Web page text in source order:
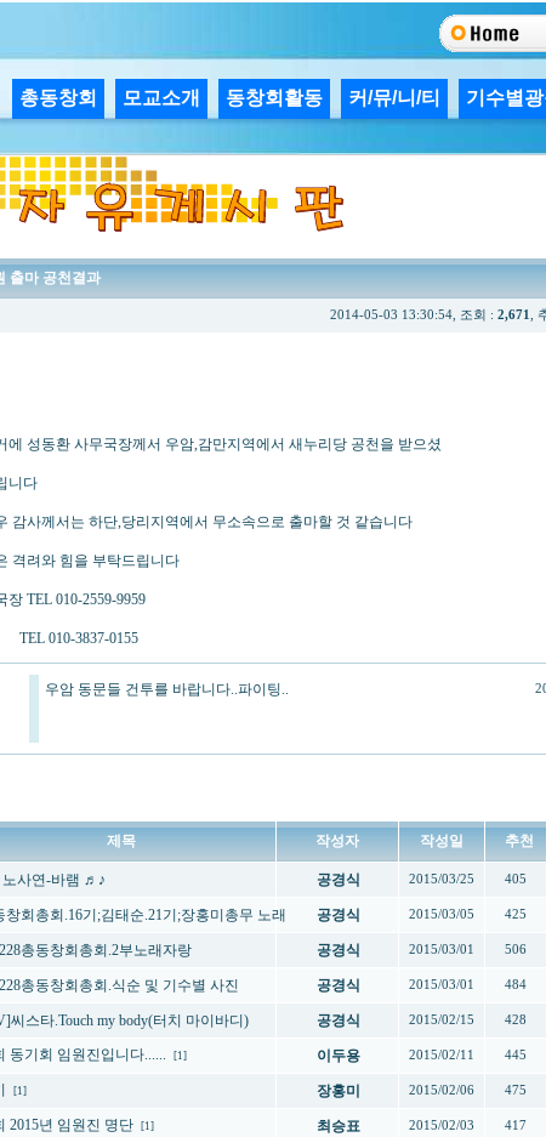
총동창회 모교소개 동창회활동 커/뮤/니/티 기수별
출마 공천결과
2014-05-03 13:30:54, 조회 : 2,671 ,
에 성동환 사무국장께서 우암,감만지역에서 새누리당 공천을 받으셨
니다
감사께서는 하단,당리지역에서 무소속으로 출마할 것 같습니다
격려와 힘을 부탁드립니다
TEL 010-2559-9959
010-3837-0155
우암 동문들 건투를 바랍니다..파이팅..
제목 작성자 작성일 추천
사연-바램 ♬♪ 공경식 2015/03/25 405
창회총회.16기;김태순.21기;장홍미총무 노래 공경식 2015/03/05 425
총동창회총회.2부노래자랑 공경식 2015/03/01 506
총동창회총회.식순 및 기수별 사진 공경식 2015/03/01 484
씨스타.Touch my body(터치 마이바디) 공경식 2015/02/15 428
동기회 임원진입니다...... [1] 이두용 2015/02/11 445
[1] 장홍미 2015/02/06 475
2015년 임원진 명단 [1] 최승표 2015/02/03 417